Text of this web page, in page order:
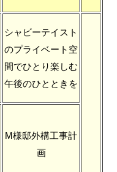
シャビーテイスト
のプライベート空
間でひとり楽しむ
午後のひとときを
M様邸外構工事計
画